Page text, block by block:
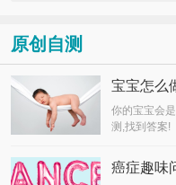
原创自测
宝宝怎么
你的宝宝会
测,找到答案!
癌症趣味